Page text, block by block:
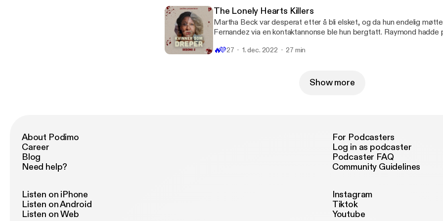
Toppan. Episoden er skrevet av Nini Kjeldner Opplest av Kristine Rui Slettebakken
Produsent: Anni Svensson Ostrø Musikk og lyddesign: Espen Rogne
Fremantle podkast: Mira Kahn
The Lonely Hearts Killers
Martha Beck var desperat etter å bli elsket, og da hun endelig
Fernandez via en kontaktannonse ble hun bergtatt. Raymond
kjærlighetsshistorie om svindel ble til en av de mest fordervede
Fremantle podkast: Mira Kahn
🔥💜27 1. dec. 2022 27 min
Show more
About Podimo
Career
Blog
Need help?
For Podcasters
Log in as podcaster
Podcaster FAQ
Community Guidelines
Listen on iPhone
Listen on Android
Listen on Web
Instagram
Tiktok
Youtube